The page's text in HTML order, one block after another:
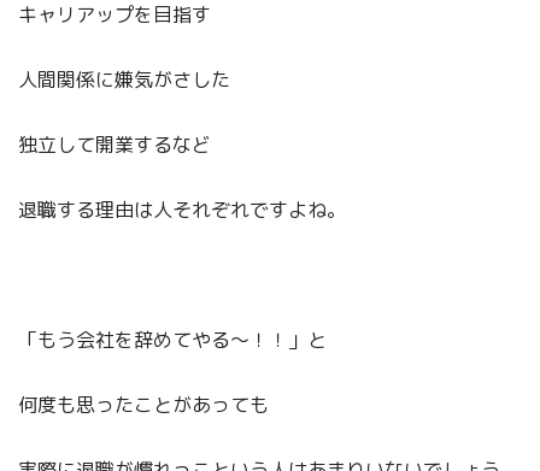
キャリアップを目指す
人間関係に嫌気がさした
独立して開業するなど
退職する理由は人それぞれですよね。
「もう会社を辞めてやる～！！」と
何度も思ったことがあっても